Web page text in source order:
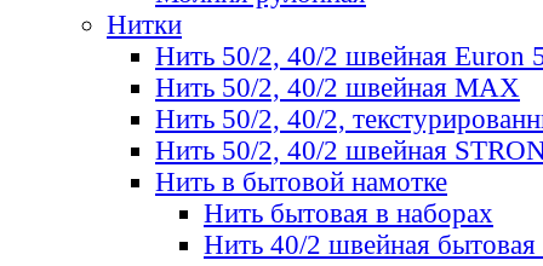
Нитки
Нить 50/2, 40/2 швейная Euron
Нить 50/2, 40/2 швейная МАХ
Нить 50/2, 40/2,
Нить 50/2, 40/2 швейная
Нить в бытовой намотке
Нить бытовая в наборах
Нить 40/2 швейная бытовая